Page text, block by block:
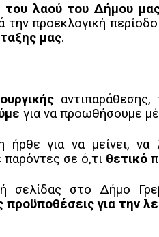
του λαού του Δήμου
προεκλογική
μας.
για να προωθήσουμε
για να μείνει, να
παρόντες σε ό,τι θετικό
σελίδας στο Δήμο
προϋποθέσεις για την